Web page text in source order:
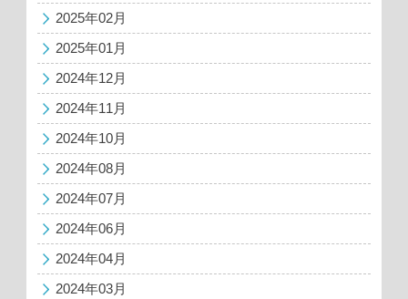
2025年02月
2025年01月
2024年12月
2024年11月
2024年10月
2024年08月
2024年07月
2024年06月
2024年04月
2024年03月